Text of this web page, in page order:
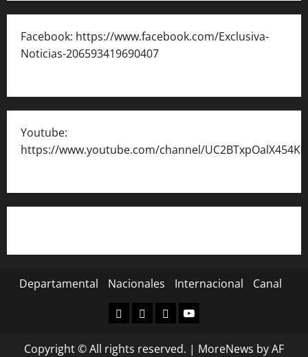
Facebook: https://www.facebook.com/Exclusiva-
Noticias-206593419690407
Youtube:
https://www.youtube.com/channel/
Departamental Nacionales Internacional Canal
Departamental
Nacionales
Internacional
Canal
Copyright © All rights reserved. | MoreNews by AF